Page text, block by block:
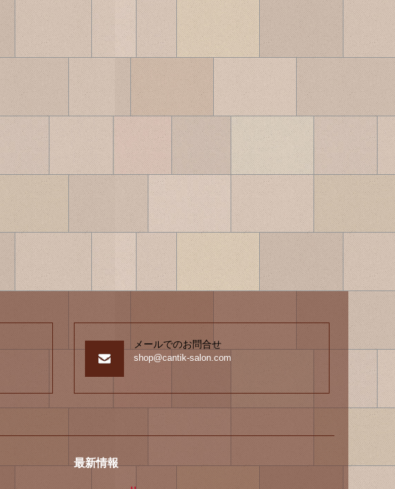
メールでのお問合せ
shop@cantik-salon.com
最新情報